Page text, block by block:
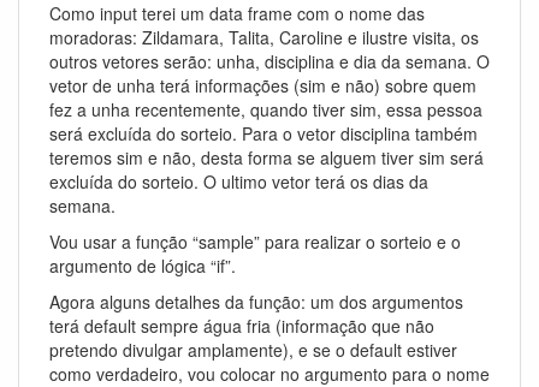
Como input terei um data frame com o nome das
moradoras: Zildamara, Talita, Caroline e ilustre visita, os
outros vetores serão: unha, disciplina e dia da semana. O
vetor de unha terá informações (sim e não) sobre quem
fez a unha recentemente, quando tiver sim, essa pessoa
será excluída do sorteio. Para o vetor disciplina também
teremos sim e não, desta forma se alguem tiver sim será
excluída do sorteio. O ultimo vetor terá os dias da
semana.
Vou usar a função “sample” para realizar o sorteio e o
argumento de lógica “if”.
Agora alguns detalhes da função: um dos argumentos
terá default sempre água fria (informação que não
pretendo divulgar amplamente), e se o default estiver
como verdadeiro, vou colocar no argumento para o nome